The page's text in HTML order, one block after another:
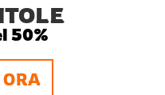
50%